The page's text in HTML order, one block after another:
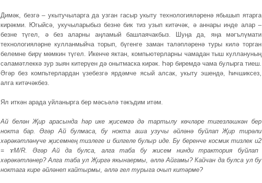
Димәк, безгә – укытучыларга да узган гасыр укыту технологияләренә ябышып ятарга
кирәкми. Югыйсә, укучыларыбыз безне бик тиз узып китәчәк, ә аннары инде алар –
безне түгел, ә без аларны аңламый башлаячакбыз. Шуңа да, яңа мәгълүмати
технологияләрне кулланмыйча торып, бүгенге заман таләпләренә туры килә торган
белемне бирү мөмкин түгел. Икенче яктан, компьютерларны чамадан тыш куллануның
сәламәтлеккә зур зыян китерүен дә онытмаска кирәк. Һәр биремдә чама булырга тиеш.
Әгәр без компьтерлардан үзебезгә ярдәмче ясый алсак, укыту эшендә, һичшиксез,
алга китәчәкбез.
Ял иткән арада уйланырга бер мәсьәлә тәкъдим итәм.
Ай белән Җир арасында һәр ике җисемгә дә тартылу көчләре тигезләшкән бер
нокта бар. Әгәр Ай булмаса, бу нокта аша узучы әйләнә буйлап Җир тирәли
хәрәкәтләнүче җисемнең тизлеге uбилгеле булыр иде. Бу беренче космик тизлекu2
= ɤМ/R. Әгәр Ай да булса, алга таба бу жисем нинди трактория буйлап
хәрәкәтләнер? Алга таба ул Җиргә якынаермы, әллә Айгамы? Кайчан да булса ул бу
ноктага кире әйләнеп кайтырмы, әллә гел турыга очып китәрме?